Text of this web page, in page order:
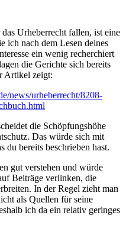
Urheberrecht fallen, ist eine
ich nach dem Lesen deines
ein wenig recherchiert
die Gerichte sich bereits
Artikel zeigt:
news/urheberrecht/8208-
die Schöpfungshöhe
Das würde sich mit
du bereits beschrieben hast.
gut verstehen und würde
Beiträge verlinken, die
In der Regel zieht man
als Quellen für seine
ich da ein relativ geringes